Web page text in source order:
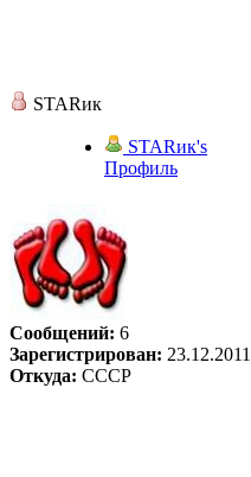
STARик
STARик's
Профиль
Сообщений: 6
Зарегистрирован: 23.12.2011
Откуда: CCCР